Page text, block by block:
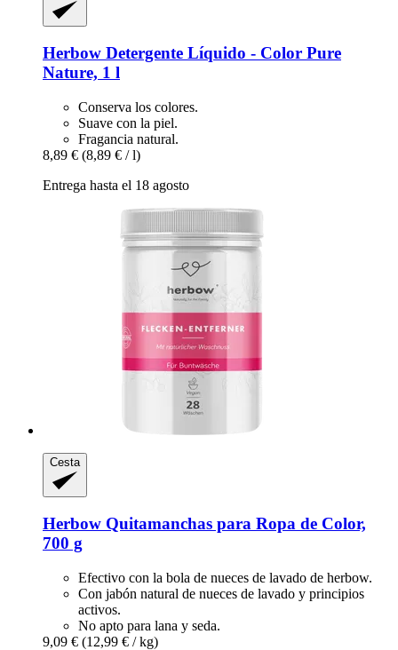
Herbow Detergente Líquido -​ Color Pure
Nature, 1 l
Conserva los colores.
Suave con la piel.
Fragancia natural.
8,89 € (8,89 € / l)
Entrega hasta el 18 agosto
Cesta
Herbow Quitamanchas para Ropa de Color,
700 g
Efectivo con la bola de nueces de lavado de herbow.
Con jabón natural de nueces de lavado y principios
activos.
No apto para lana y seda.
9,09 € (12,99 € / kg)